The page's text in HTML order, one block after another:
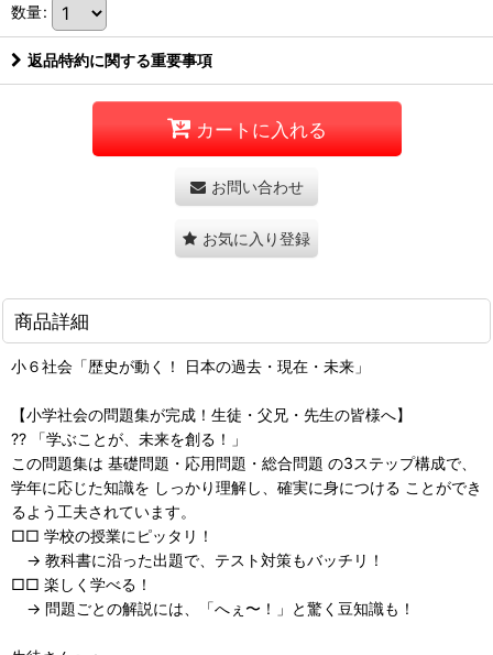
数量:
返品特約に関する重要事項
カートに入れる
お問い合わせ
お気に入り登録
商品詳細
小６社会「歴史が動く！ 日本の過去・現在・未来」
【小学社会の問題集が完成！生徒・父兄・先生の皆様へ】
?? 「学ぶことが、未来を創る！」
この問題集は 基礎問題・応用問題・総合問題 の3ステップ構成で、
学年に応じた知識を しっかり理解し、確実に身につける ことができ
るよう工夫されています。
□□ 学校の授業にピッタリ！
→ 教科書に沿った出題で、テスト対策もバッチリ！
□□ 楽しく学べる！
→ 問題ごとの解説には、「へぇ〜！」と驚く豆知識も！